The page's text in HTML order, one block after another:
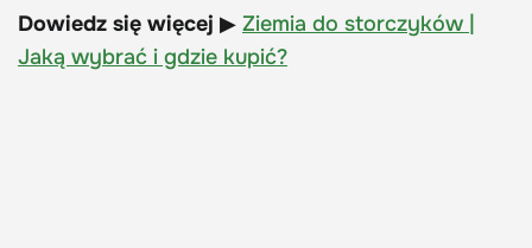
Dowiedz się więcej ▶ Ziemia do storczyków |
Jaką wybrać i gdzie kupić?